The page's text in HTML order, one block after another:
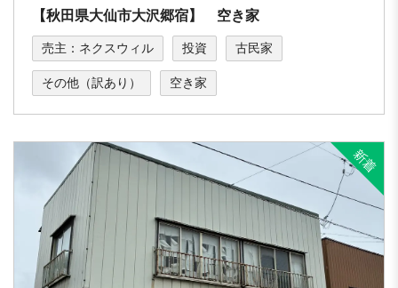
【秋田県大仙市大沢郷宿】 空き家
売主：ネクスウィル 投資 古民家
その他（訳あり） 空き家